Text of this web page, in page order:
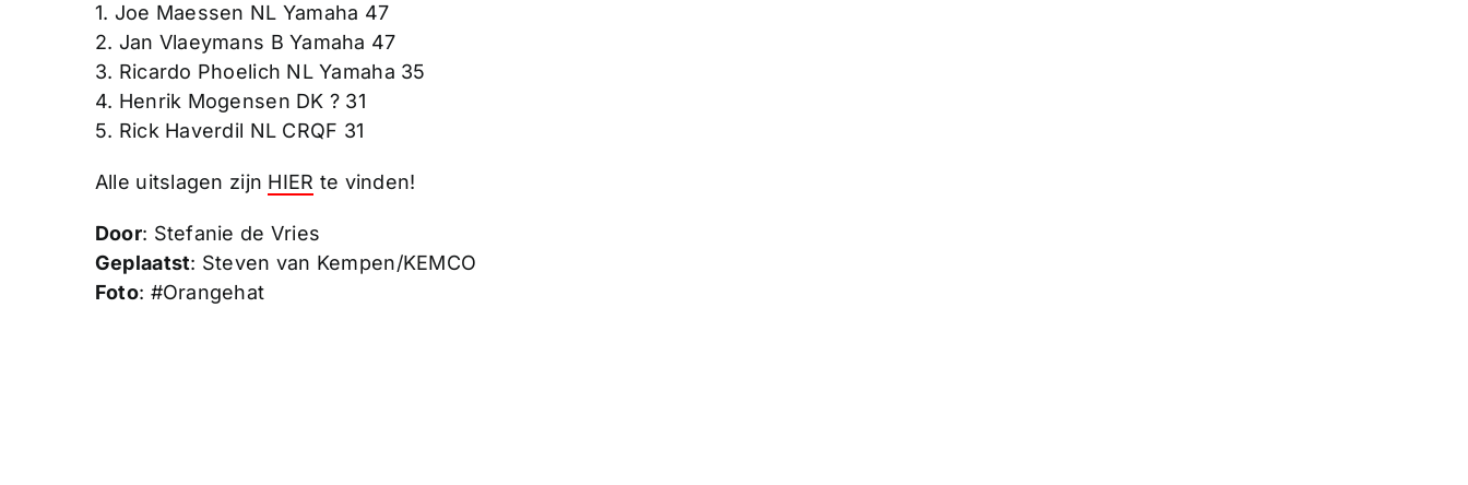
1. Joe Maessen NL Yamaha 47
2. Jan Vlaeymans B Yamaha 47
3. Ricardo Phoelich NL Yamaha 35
4. Henrik Mogensen DK ? 31
5. Rick Haverdil NL CRQF 31
Alle uitslagen zijn HIER te vinden!
Door: Stefanie de Vries
Geplaatst: Steven van Kempen/KEMCO
Foto: #Orangehat